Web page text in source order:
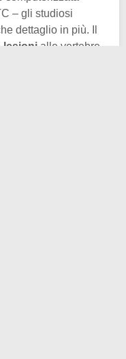
– gli studiosi
dettaglio in più. Il
lesioni alle vertebre